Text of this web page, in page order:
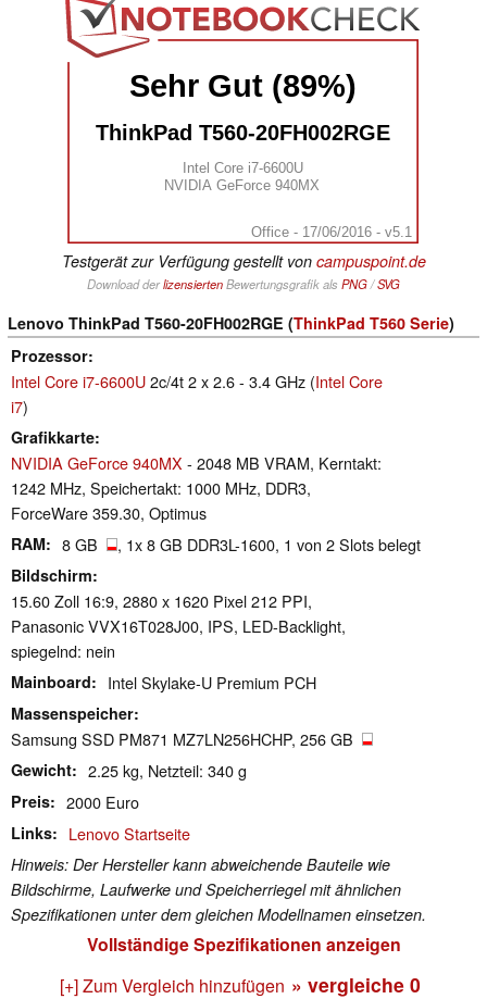
Sehr Gut (89%)
ThinkPad T560-20FH002RGE
Intel Core i7-6600U
NVIDIA GeForce 940MX
Office - 17/06/2016 - v5.1
Testgerät zur Verfügung gestellt von campuspoint.de
Download derlizensiertenBewertungsgrafik als PNG/SVG
Lenovo ThinkPad T560-20FH002RGE (ThinkPad T560 Serie)
Prozessor
Intel Core i7-6600U2c/4t 2 x 2.6 - 3.4 GHz (Intel Core
i7)
Grafikkarte
NVIDIA GeForce 940MX - 2048 MB VRAM, Kerntakt:
1242 MHz, Speichertakt: 1000 MHz, DDR3,
ForceWare 359.30, Optimus
RAM 8 GB , 1x 8 GB DDR3L-1600, 1 von 2 Slots belegt
Bildschirm
15.60 Zoll 16:9, 2880 x 1620 Pixel 212 PPI,
Panasonic VVX16T028J00, IPS, LED-Backlight,
spiegelnd: nein
Mainboard Intel Skylake-U Premium PCH
Massenspeicher
Samsung SSD PM871 MZ7LN256HCHP, 256 GB
Gewicht 2.25 kg, Netzteil: 340 g
Preis 2000 Euro
Links Lenovo Startseite
Hinweis: Der Hersteller kann abweichende Bauteile wie
Bildschirme, Laufwerke und Speicherriegel mit ähnlichen
Spezifikationen unter dem gleichen Modellnamen einsetzen.
Vollständige Spezifikationen anzeigen
[+] Zum Vergleich hinzufügen » vergleiche 0